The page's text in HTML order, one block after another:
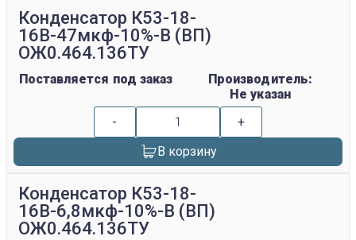
Конденсатор К53-18-
16В-47мкф-10%-В (ВП)
ОЖ0.464.136ТУ
Поставляется под заказ
Производитель:
Не указан
-
+
В корзину
Конденсатор К53-18-
16В-6,8мкф-10%-В (ВП)
ОЖ0.464.136ТУ